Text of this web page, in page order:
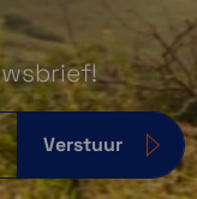
Verstuur